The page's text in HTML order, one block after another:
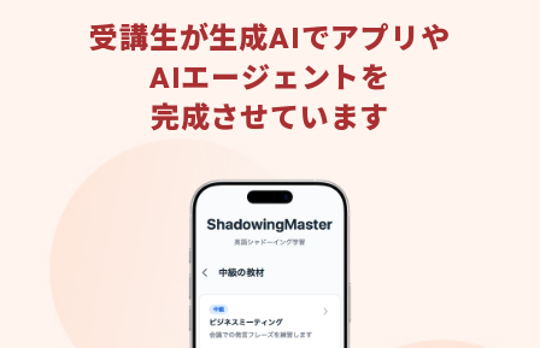
受講生が生成AIでアプリや
AIエージェントを
完成させています